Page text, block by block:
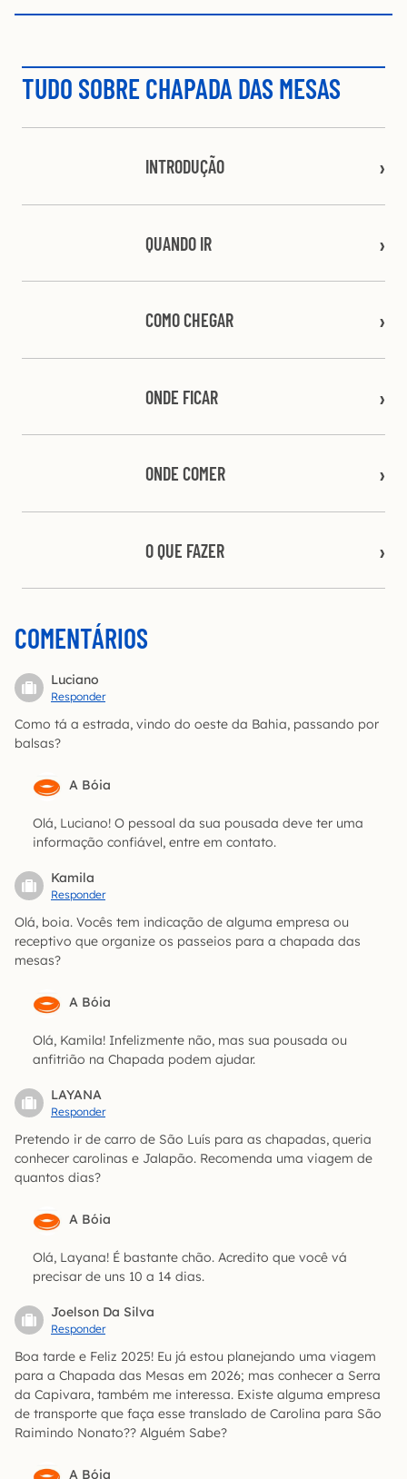
TUDO SOBRE CHAPADA DAS MESAS
INTRODUÇÃO
QUANDO IR
COMO CHEGAR
ONDE FICAR
ONDE COMER
O QUE FAZER
COMENTÁRIOS
Luciano
Responder
Como tá a estrada, vindo do oeste da Bahia, passando por
balsas?
A Bóia
Olá, Luciano! O pessoal da sua pousada deve ter uma
informação confiável, entre em contato.
Kamila
Responder
Olá, boia. Vocês tem indicação de alguma empresa ou
receptivo que organize os passeios para a chapada das
mesas?
A Bóia
Olá, Kamila! Infelizmente não, mas sua pousada ou
anfitrião na Chapada podem ajudar.
LAYANA
Responder
Pretendo ir de carro de São Luís para as chapadas, queria
conhecer carolinas e Jalapão. Recomenda uma viagem de
quantos dias?
A Bóia
Olá, Layana! É bastante chão. Acredito que você vá
precisar de uns 10 a 14 dias.
Joelson Da Silva
Responder
Boa tarde e Feliz 2025! Eu já estou planejando uma viagem
para a Chapada das Mesas em 2026; mas conhecer a Serra
da Capivara, também me interessa. Existe alguma empresa
de transporte que faça esse translado de Carolina para São
Raimindo Nonato?? Alguém Sabe?
A Bóia